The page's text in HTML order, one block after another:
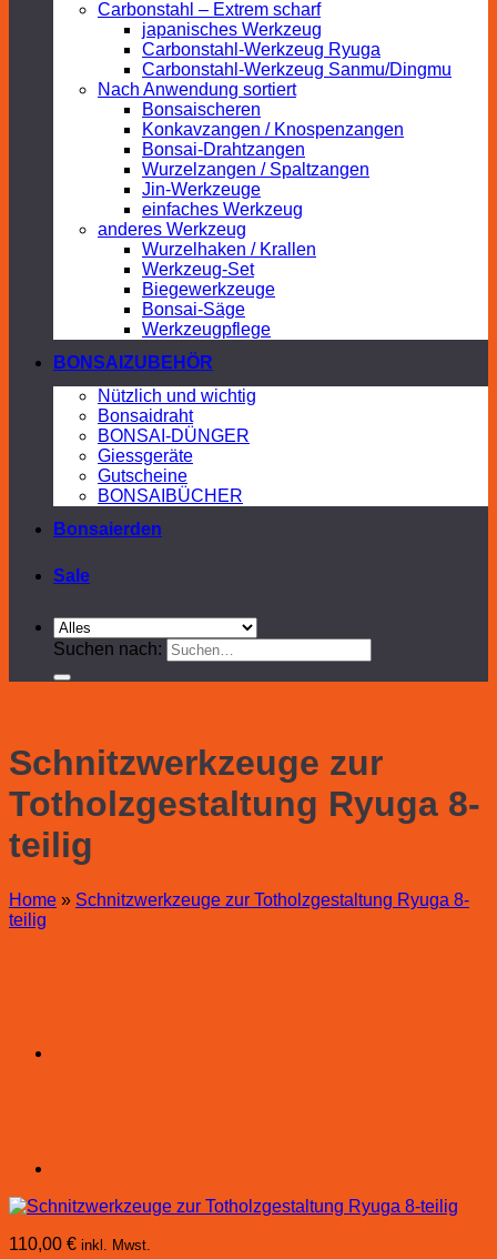
Carbonstahl – Extrem scharf
japanisches Werkzeug
Carbonstahl-Werkzeug Ryuga
Carbonstahl-Werkzeug Sanmu/Dingmu
Nach Anwendung sortiert
Bonsaischeren
Konkavzangen / Knospenzangen
Bonsai-Drahtzangen
Wurzelzangen / Spaltzangen
Jin-Werkzeuge
einfaches Werkzeug
anderes Werkzeug
Wurzelhaken / Krallen
Werkzeug-Set
Biegewerkzeuge
Bonsai-Säge
Werkzeugpflege
BONSAIZUBEHÖR
Nützlich und wichtig
Bonsaidraht
BONSAI-DÜNGER
Giessgeräte
Gutscheine
BONSAIBÜCHER
Bonsaierden
Sale
Suchen nach:
Schnitzwerkzeuge zur
Totholzgestaltung Ryuga 8-
teilig
Home » Schnitzwerkzeuge zur Totholzgestaltung Ryuga 8-
teilig
110,00 € inkl. Mwst.